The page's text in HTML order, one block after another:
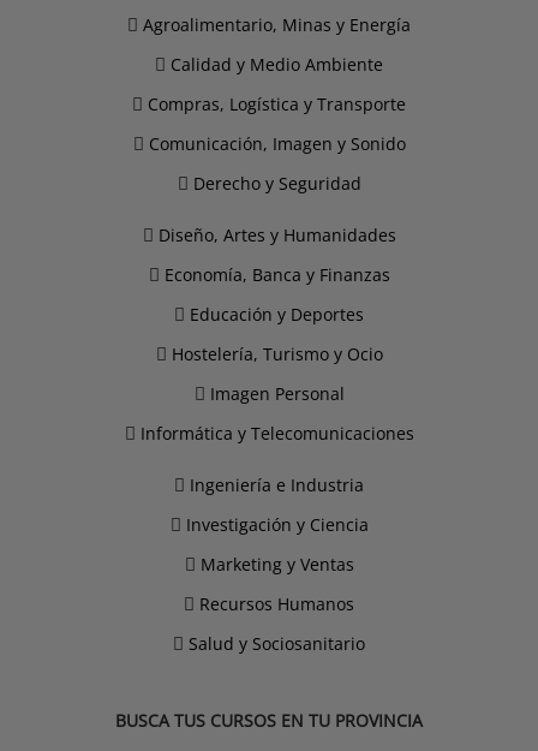
Agroalimentario, Minas y Energía
Calidad y Medio Ambiente
Compras, Logística y Transporte
Comunicación, Imagen y Sonido
Derecho y Seguridad
Diseño, Artes y Humanidades
Economía, Banca y Finanzas
Educación y Deportes
Hostelería, Turismo y Ocio
Imagen Personal
Informática y Telecomunicaciones
Ingeniería e Industria
Investigación y Ciencia
Marketing y Ventas
Recursos Humanos
Salud y Sociosanitario
BUSCA TUS CURSOS EN TU PROVINCIA